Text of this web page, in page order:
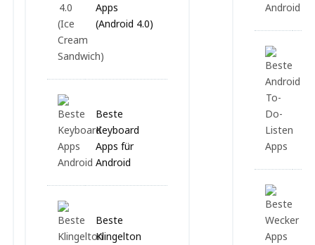
Apps
(Android 4.0)
Beste
Keyboard
Apps für
Android
Beste
Klingelton